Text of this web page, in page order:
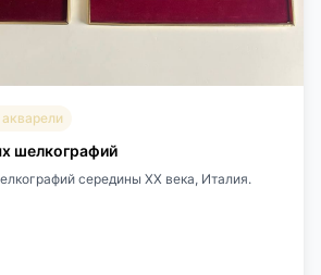
шелкографий
середины XX века, Италия.